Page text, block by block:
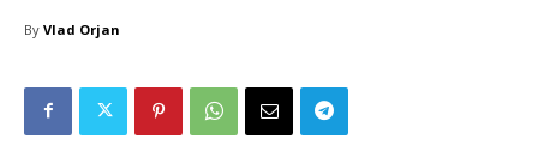
By Vlad Orjan